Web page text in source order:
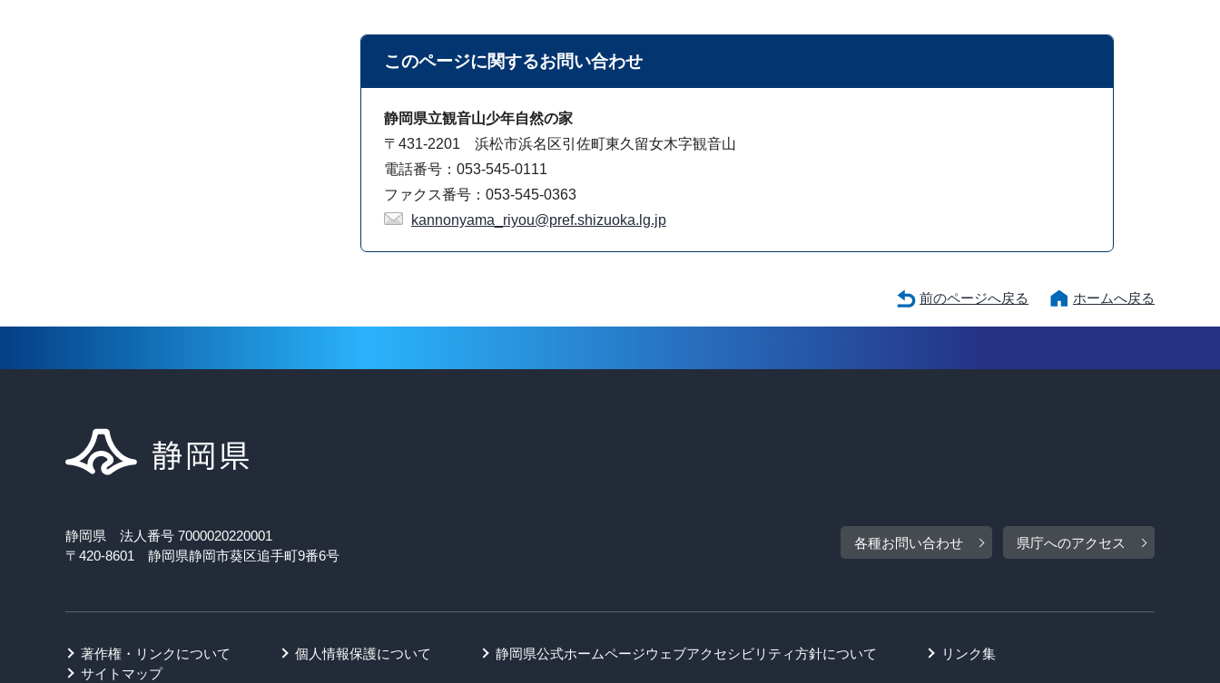
このページに関するお問い合わせ
静岡県立観音山少年自然の家
〒431-2201 浜松市浜名区引佐町東久留女木字観音山
電話番号：053-545-0111
ファクス番号：053-545-0363
kannonyama_riyou@pref.shizuoka.lg.jp
前のページへ戻る ホームへ戻る
静岡県 法人番号 7000020220001
〒420-8601 静岡県静岡市葵区追手町9番6号
各種お問い合わせ 県庁へのアクセス
著作権・リンクについて 個人情報保護について 静岡県公式ホームページウェブアクセシビリティ方針について
リンク集
サイトマップ